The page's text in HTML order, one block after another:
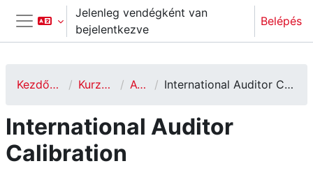
Tovább a fő tartalomhoz
Oldalpanel
Jelenleg vendégként van
bejelentkezve
Belépés
Kezdőoldal Kurzusok ATAF International Auditor Calibration
International Auditor
Calibration